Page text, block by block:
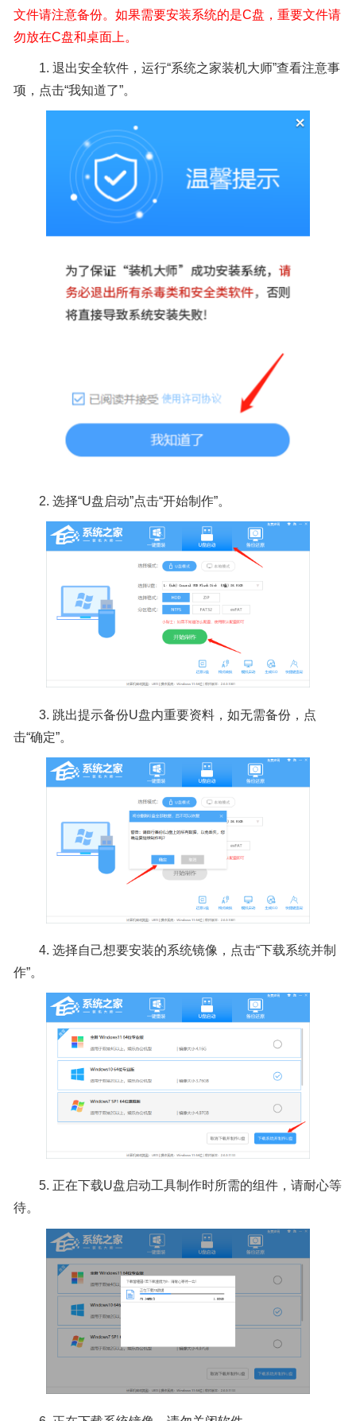
文件请注意备份。如果需要安装系统的是C盘，重要文件请
勿放在C盘和桌面上。
1. 退出安全软件，运行“系统之家装机大师”查看注意事
项，点击“我知道了”。
2. 选择“U盘启动”点击“开始制作”。
3. 跳出提示备份U盘内重要资料，如无需备份，点
击“确定”。
4. 选择自己想要安装的系统镜像，点击“下载系统并制
作”。
5. 正在下载U盘启动工具制作时所需的组件，请耐心等
待。